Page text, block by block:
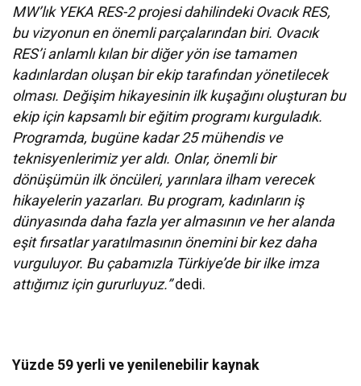
MW’lık YEKA RES-2 projesi dahilindeki Ovacık RES,
bu vizyonun en önemli parçalarından biri. Ovacık
RES’i anlamlı kılan bir diğer yön ise tamamen
kadınlardan oluşan bir ekip tarafından yönetilecek
olması. Değişim hikayesinin ilk kuşağını oluşturan bu
ekip için kapsamlı bir eğitim programı kurguladık.
Programda, bugüne kadar 25 mühendis ve
teknisyenlerimiz yer aldı. Onlar, önemli bir
dönüşümün ilk öncüleri, yarınlara ilham verecek
hikayelerin yazarları. Bu program, kadınların iş
dünyasında daha fazla yer almasının ve her alanda
eşit fırsatlar yaratılmasının önemini bir kez daha
vurguluyor. Bu çabamızla Türkiye’de bir ilke imza
attığımız için gururluyuz.”dedi.
Yüzde 59 yerli ve yenilenebilir kaynak